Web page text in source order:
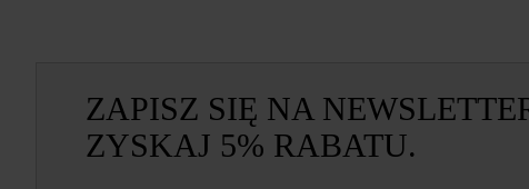
ZAPISZ SIĘ NA
ZYSKAJ 5% RABATU.